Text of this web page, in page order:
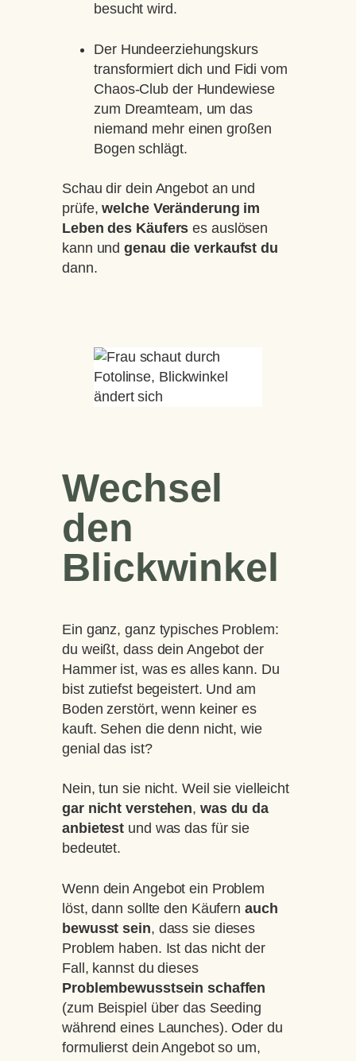
besucht wird.
Der Hundeerziehungskurs
transformiert dich und Fidi vom
Chaos-Club der Hundewiese
zum Dreamteam, um das
niemand mehr einen großen
Bogen schlägt.
Schau dir dein Angebot an und
prüfe,welche Veränderung im
Leben des Käufers es auslösen
kann undgenau die verkaufst du
dann.
Wechsel
den
Blickwinkel
Ein ganz, ganz typisches Problem:
du weißt, dass dein Angebot der
Hammer ist, was es alles kann. Du
bist zutiefst begeistert. Und am
Boden zerstört, wenn keiner es
kauft. Sehen die denn nicht, wie
genial das ist?
Nein, tun sie nicht. Weil sie vielleicht
gar nicht verstehen, was du da
anbietest und was das für sie
bedeutet.
Wenn dein Angebot ein Problem
löst, dann sollte den Käufern auch
bewusst sein, dass sie dieses
Problem haben. Ist das nicht der
Fall, kannst du dieses
Problembewusstsein schaffen
(zum Beispiel über das Seeding
während eines Launches). Oder du
formulierst dein Angebot so um,